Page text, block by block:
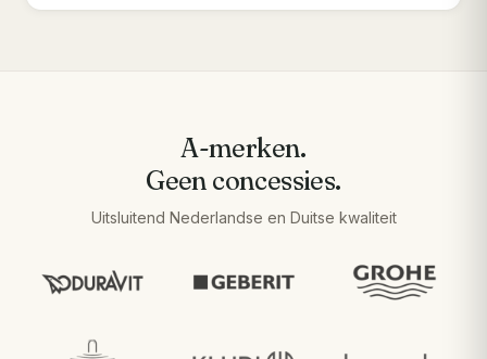
A-merken.
Geen concessies.
Uitsluitend Nederlandse en Duitse kwaliteit